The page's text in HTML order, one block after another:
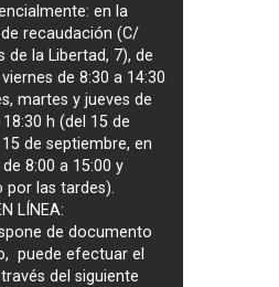
en la
recaudación (C/
de la Libertad, 7), de
viernes de 8:30 a 14:30
martes y jueves de
18:30 h (del 15 de
de septiembre, en
8:00 a 15:00 y
por las tardes).
LÍNEA:
de documento
puede efectuar el
del siguiente